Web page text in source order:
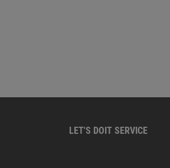
LET'S DOIT SERVICE